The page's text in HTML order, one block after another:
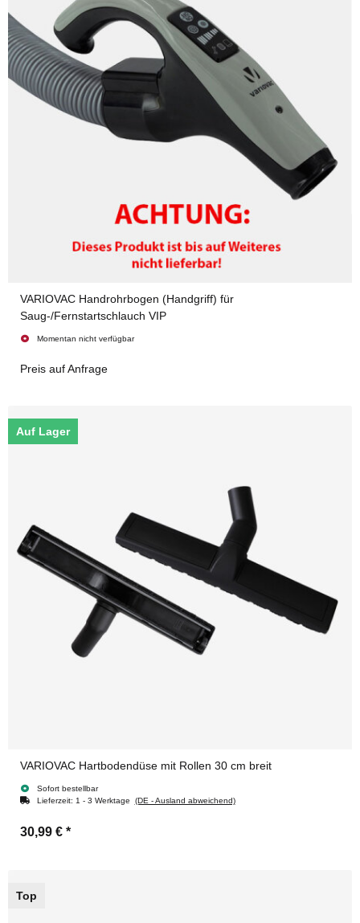
VARIOVAC Handrohrbogen (Handgriff) für
Saug-/Fernstartschlauch VIP
Momentan nicht verfügbar
Preis auf Anfrage
Auf Lager
VARIOVAC Hartbodendüse mit Rollen 30 cm breit
Sofort bestellbar
Lieferzeit: 1 - 3 Werktage (DE - Ausland abweichend)
30,99 € *
Top